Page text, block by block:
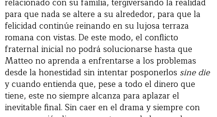
para que nada se altere a su alrededor, para que la
felicidad continúe reinando en su lujosa terraza
romana con vistas. De este modo, el conflicto
fraternal inicial no podrá solucionarse hasta que
Matteo no aprenda a enfrentarse a los problemas
desde la honestidad sin intentar posponerlos sine die
y cuando entienda que, pese a todo el dinero que
tiene, este no siempre alcanza para aplazar el
inevitable final. Sin caer en el drama y siempre con